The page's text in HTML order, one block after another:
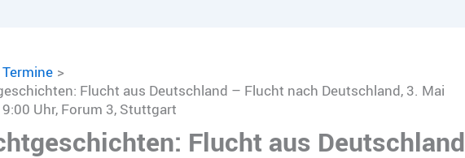
Termine
Flucht aus Deutschland – Flucht nach Deutschland, 3. Mai
Uhr, Forum 3, Stuttgart
Flucht aus Deutschland